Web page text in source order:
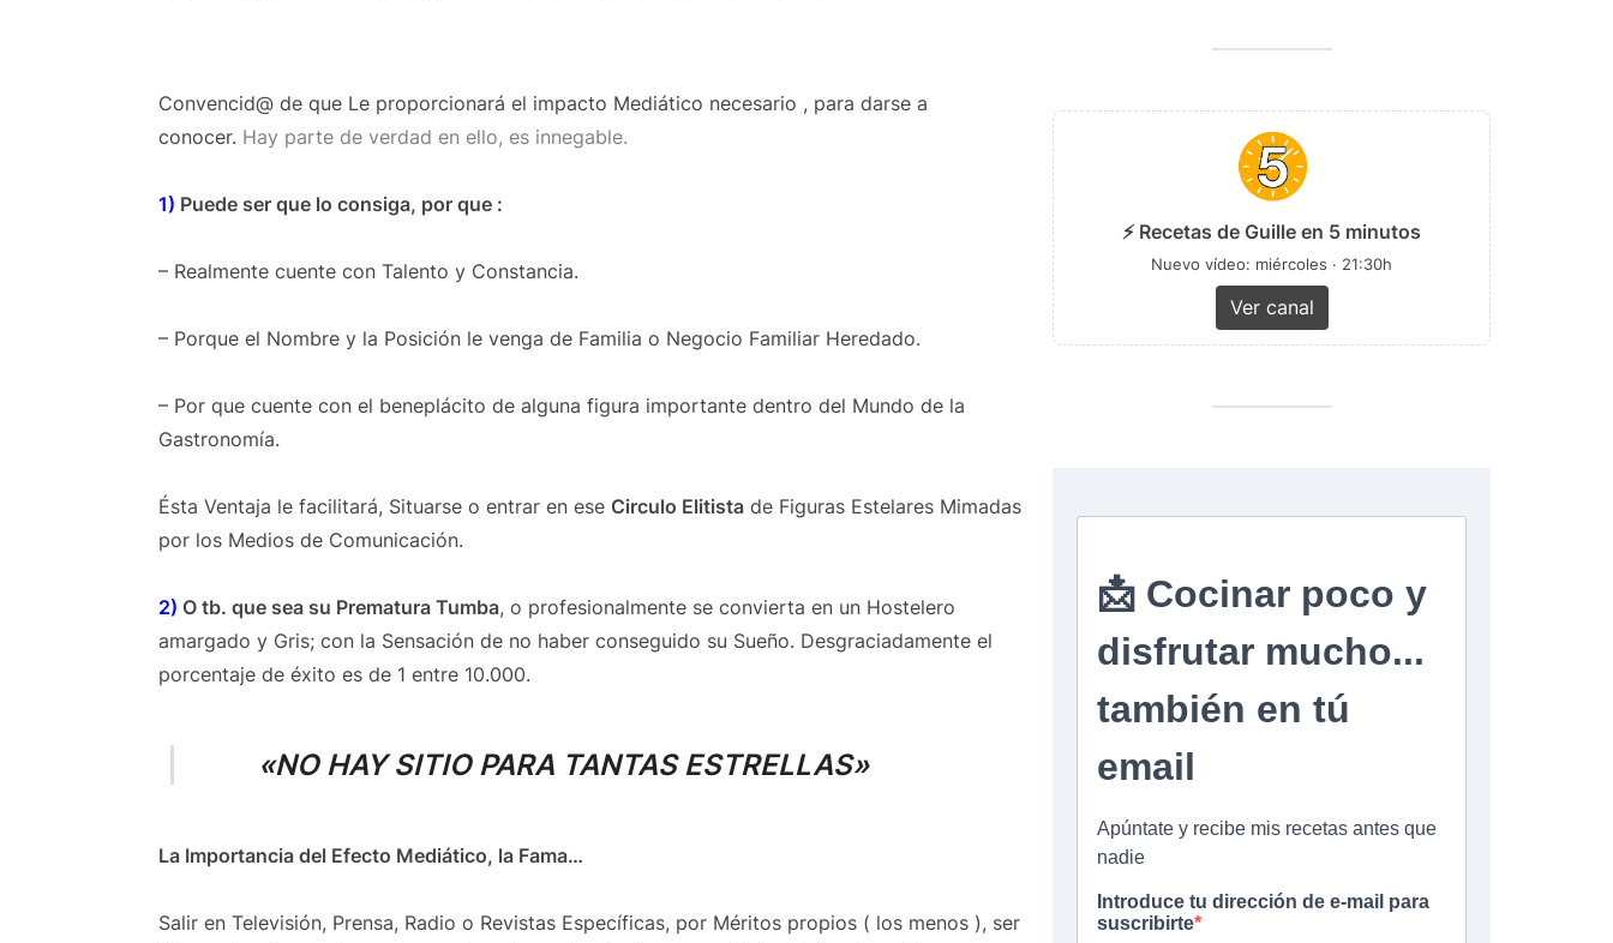
Convencid@ de que Le proporcionará el impacto Mediático necesario , para darse a
conocer. Hay parte de verdad en ello, es innegable.
1) Puede ser que lo consiga, por que :
– Realmente cuente con Talento y Constancia.
– Porque el Nombre y la Posición le venga de Familia o Negocio Familiar Heredado.
– Por que cuente con el beneplácito de alguna figura importante dentro del Mundo de la
Gastronomía.
Ésta Ventaja le facilitará, Situarse o entrar en ese Circulo Elitista de Figuras Estelares Mimadas
por los Medios de Comunicación.
2) O tb. que sea su Prematura Tumba, o profesionalmente se convierta en un Hostelero
amargado y Gris; con la Sensación de no haber conseguido su Sueño. Desgraciadamente el
porcentaje de éxito es de 1 entre 10.000.
«NO HAY SITIO PARA TANTAS ESTRELLAS»
La Importancia del Efecto Mediático, la Fama…
Salir en Televisión, Prensa, Radio o Revistas Específicas, por Méritos propios ( los menos ), ser
⚡ Recetas de Guille en 5 minutos
Nuevo vídeo: miércoles · 21:30h
Ver canal